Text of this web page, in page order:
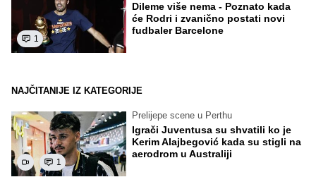
1
Dileme više nema - Poznato kada
će Rodri i zvanično postati novi
fudbaler Barcelone
NAJČITANIJE IZ KATEGORIJE
1
Prelijepe scene u Perthu
Igrači Juventusa su shvatili ko je
Kerim Alajbegović kada su stigli na
aerodrom u Australiji